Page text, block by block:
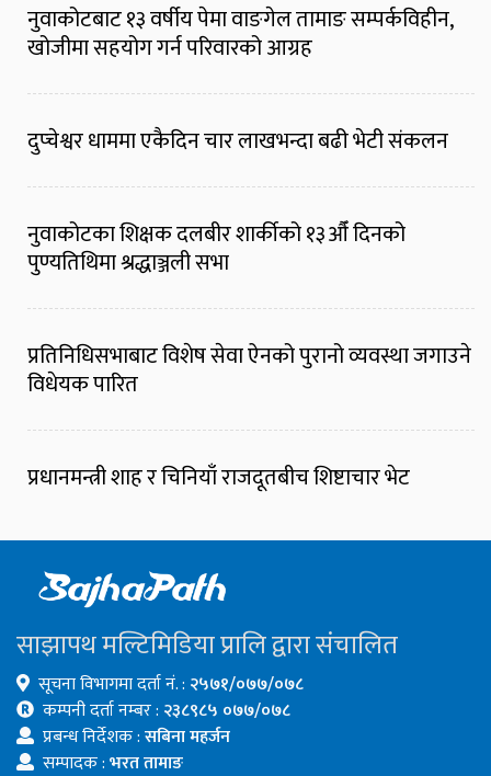
नुवाकोटबाट १३ वर्षीय पेमा वाङगेल तामाङ सम्पर्कविहीन,
खोजीमा सहयोग गर्न परिवारको आग्रह
दुप्चेश्वर धाममा एकैदिन चार लाखभन्दा बढी भेटी संकलन
नुवाकोटका शिक्षक दलबीर शार्कीको १३औँ दिनको
पुण्यतिथिमा श्रद्धाञ्जली सभा
प्रतिनिधिसभाबाट विशेष सेवा ऐनको पुरानो व्यवस्था जगाउने
विधेयक पारित
प्रधानमन्त्री शाह र चिनियाँ राजदूतबीच शिष्टाचार भेट
साझापथ मल्टिमिडिया प्रालि द्वारा संचालित
सूचना विभागमा दर्ता नं. : २५७१/०७७/०७८
कम्पनी दर्ता नम्बर : २३८९८५ ०७७/०७८
प्रबन्ध निर्देशक :सबिना महर्जन
सम्पादक :भरत तामाङ